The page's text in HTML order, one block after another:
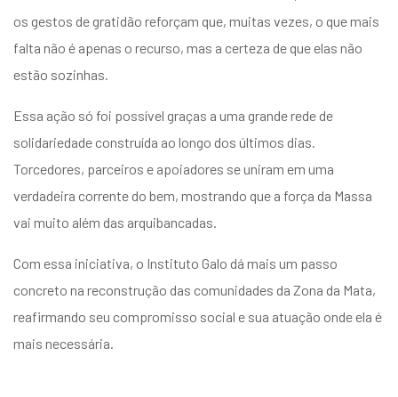
os gestos de gratidão reforçam que, muitas vezes, o que mais
falta não é apenas o recurso, mas a certeza de que elas não
estão sozinhas.
Essa ação só foi possível graças a uma grande rede de
solidariedade construída ao longo dos últimos dias.
Torcedores, parceiros e apoiadores se uniram em uma
verdadeira corrente do bem, mostrando que a força da Massa
vai muito além das arquibancadas.
Com essa iniciativa, o Instituto Galo dá mais um passo
concreto na reconstrução das comunidades da Zona da Mata,
reafirmando seu compromisso social e sua atuação onde ela é
mais necessária.